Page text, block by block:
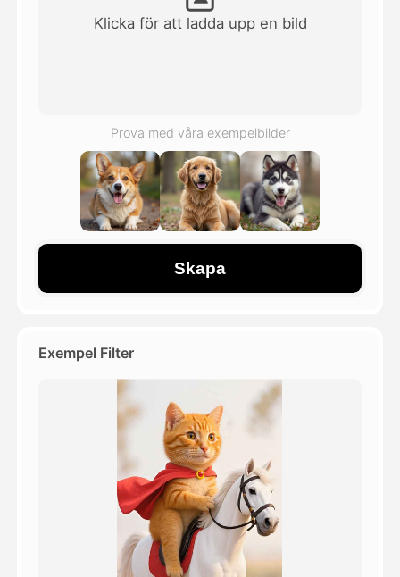
Visa alla mallar
Blogg
Klicka för att ladda upp en bild
Prova med våra exempelbilder
Skapa
Exempel Filter